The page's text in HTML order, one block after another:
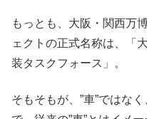
もっとも、大阪・関西万
ェクトの正式名称は、「
装タスクフォース」。
そもそもが、”車”ではな